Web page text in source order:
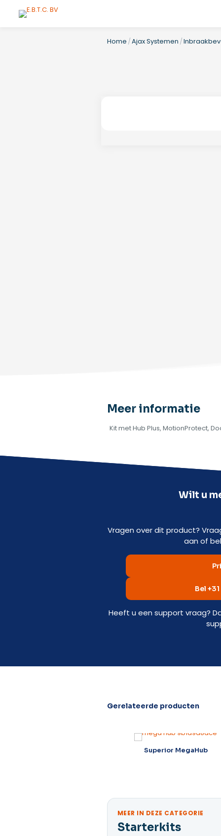
Home /Ajax Systemen /
Meer informatie
Kit met Hub Plus, MotionProtect,
Wilt u
Vragen over dit product?
aan of
Bel
Heeft u een support vraag?
Gerelateerde producten
Superior MegaHub
MEER IN DEZE CATEGORIE
Starterkits